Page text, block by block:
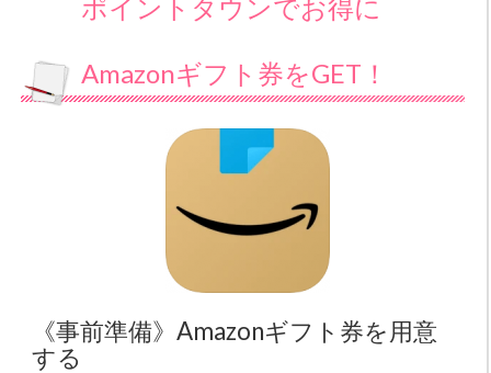
ポイントタウンでお得に
Amazonギフト券をGET！
《事前準備》Amazonギフト券を用意
する